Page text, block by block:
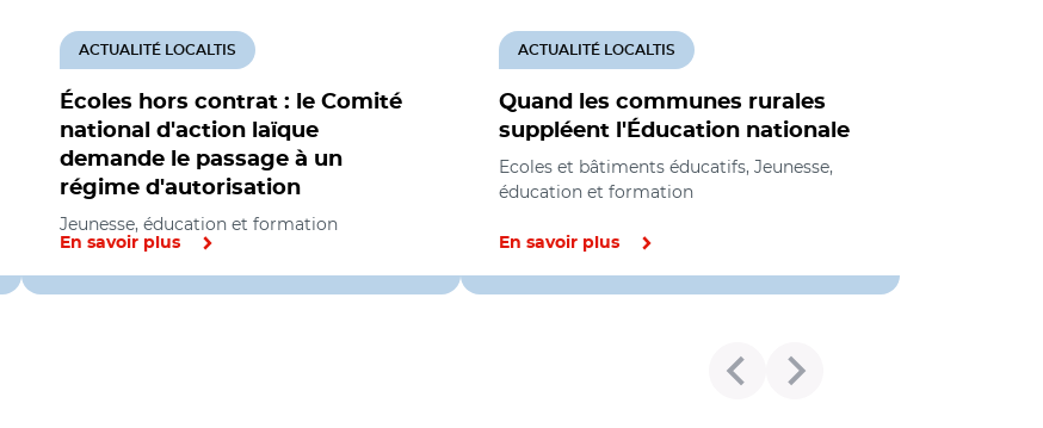
Écoles hors contrat : le Comité
national d'action laïque
demande le passage à un
régime d'autorisation
ACTUALITÉ LOCALTIS
Jeunesse, éducation et formation
En savoir plus
Quand les communes rurales
suppléent l'Éducation nationale
ACTUALITÉ LOCALTIS
Ecoles et bâtiments éducatifs, Jeunesse,
éducation et formation
En savoir plus